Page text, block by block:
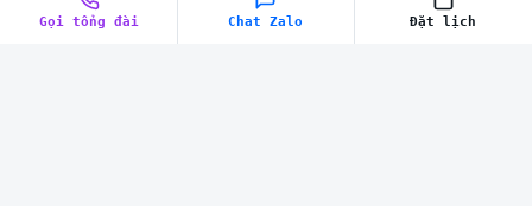
028.2217.5555
Gọi tổng đài Chat Zalo Đặt lịch